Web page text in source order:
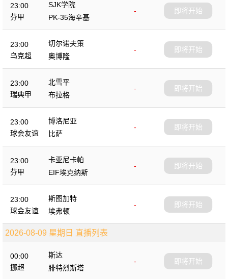
23:00
芬甲
SJK学院
-
PK-35海辛基
即将开始
23:00
乌克超
切尔诺夫策
-
奥博隆
即将开始
23:00
瑞典甲
北雪平
-
布拉格
即将开始
23:00
球会友谊
博洛尼亚
-
比萨
即将开始
23:00
芬甲
卡亚尼卡帕
-
EIF埃克纳斯
即将开始
23:00
球会友谊
斯图加特
-
埃弗顿
即将开始
2026-08-09 星期日 直播列表
00:00
挪超
斯达
-
腓特烈斯塔
即将开始